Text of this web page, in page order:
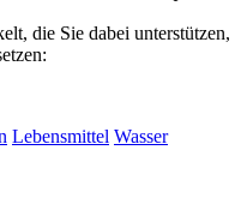
die Sie dabei unterstützen,
Lebensmittel Wasser